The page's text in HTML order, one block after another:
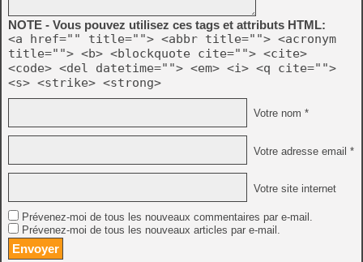
NOTE - Vous pouvez utilisez ces tags et attributs HTML:
<a href="" title=""> <abbr title=""> <acronym
title=""> <b> <blockquote cite=""> <cite>
<code> <del datetime=""> <em> <i> <q cite="">
<s> <strike> <strong>
Votre nom *
Votre adresse email *
Votre site internet
Prévenez-moi de tous les nouveaux commentaires par e-mail.
Prévenez-moi de tous les nouveaux articles par e-mail.